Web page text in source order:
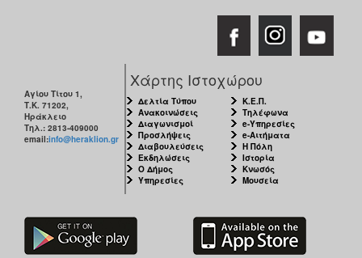
Αγίου Τίτου 1,
Τ.Κ. 71202,
Ηράκλειο
Τηλ.: 2813-409000
email:info@heraklion.gr
Χάρτης Ιστοχώρου
Δελτία Τύπου
Ανακοινώσεις
Διαγωνισμοί
Προσλήψεις
Διαβουλεύσεις
Εκδηλώσεις
Ο Δήμος
Υπηρεσίες
Κ.Ε.Π.
Τηλέφωνα
e-Υπηρεσίες
e-Αιτήματα
Η Πόλη
Ιστορία
Κνωσός
Μουσεία